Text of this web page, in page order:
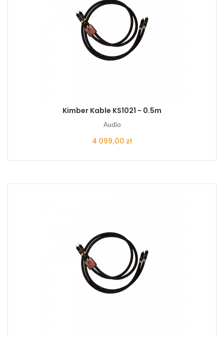
Kimber Kable KS1021 - 0.5m
Audio
Cena
4 099,00 zł